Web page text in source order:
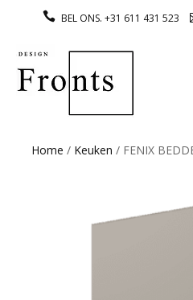
BEL ONS. +31 611 431 523
Home / Keuken / FENIX